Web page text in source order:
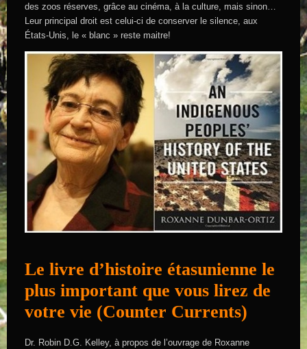
des zoos réserves, grâce au cinéma, à la culture, mais sinon…
Leur principal droit est celui-ci de conserver le silence, aux
États-Unis, le « blanc » reste maitre!
Le livre d’histoire étasunienne le
plus important que vous lirez de
votre vie (Counter Currents)
Dr. Robin D.G. Kelley, à propos de l’ouvrage de Roxanne